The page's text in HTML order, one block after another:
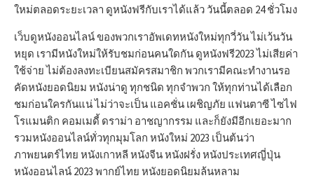
ใหม่ตลอดระยะเวลา ดูหนังฟรีกับเราได้แล้ว วันนี้ตลอด 24 ชั่วโมง
เว็บดูหนังออนไลน์ ของพวกเราอัพเดทหนังใหม่ทุกวี่วัน ไม่เว้นวัน
หยุด เรามีหนังใหม่ให้รับชมก่อนคนใดกัน ดูหนังฟรี2023 ไม่เสียค่า
ใช้จ่าย ไม่ต้องลงทะเบียนสมัครสมาชิก พวกเรามีคณะทำงานรอ
คัดหนังยอดนิยม หนังน่าดู ทุกชนิด ทุกจำพวก ให้ทุกท่านได้เลือก
ชมก่อนใครกันแน่ ไม่ว่าจะเป็น แอคชั่น เผชิญภัย แฟนตาซี ไซไฟ
โรแมนติก คอมเมดี้ ดราม่า อาชญากรรม และก็ยังมีอีกเยอะมาก
รวมหนังออนไลน์ทั่วทุกมุมโลก หนังใหม่ 2023 เป็นต้นว่า
ภาพยนตร์ไทย หนังเกาหลี หนังจีน หนังฝรั่ง หนังประเทศญี่ปุ่น
หนังออนไลน์ 2023 พากย์ไทย หนังยอดนิยมล้นหลาม